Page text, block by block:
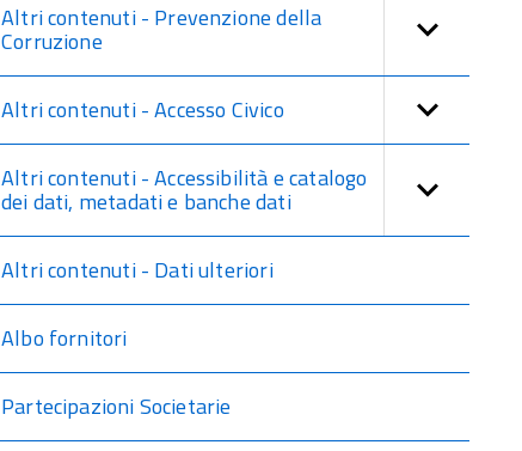
Altri contenuti - Prevenzione della
Corruzione
Altri contenuti - Accesso Civico
Altri contenuti - Accessibilità e catalogo
dei dati, metadati e banche dati
Altri contenuti - Dati ulteriori
Albo fornitori
Partecipazioni Societarie